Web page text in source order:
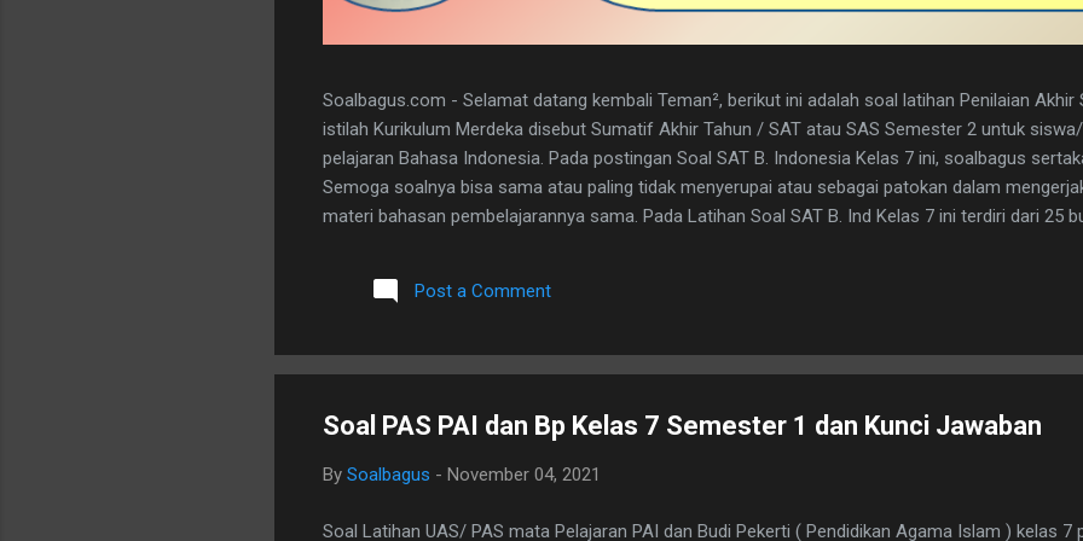
Soalbagus.com - Selamat datang kembali Teman², berikut ini adalah soal latihan Penilaian
istilah Kurikulum Merdeka disebut Sumatif Akhir Tahun / SAT atau SAS Semester 2 untuk
pelajaran Bahasa Indonesia. Pada postingan Soal SAT B. Indonesia Kelas 7 ini, soalbagus
Semoga soalnya bisa sama atau paling tidak menyerupai atau sebagai patokan dalam
materi bahasan pembelajarannya sama. Pada Latihan Soal SAT B. Ind Kelas 7 ini terdiri dari 25
dibawah ini. I. PILIHAN GANDA 1. D 2. A 3. C 4. B 5. B 6. B 7. C 8. A 9. D 10. C 11. B 12. D 13. A
A 20. D II.URAIAN 1. Judul Berita, Teras Berita, dan Isi Berita 2. Judul buku, nama pembuat buku
Post a Comment
Soal PAS PAI dan Bp Kelas 7 Semester 1 dan Kunci Jawaban
By Soalbagus - November 04, 2021
Soal Latihan UAS/ PAS mata Pelajaran PAI dan Budi Pekerti ( Pendidikan Agama Islam ) kelas